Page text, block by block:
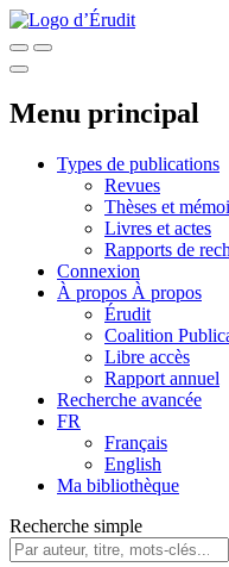
Menu principal
Types de publications
Revues
Thèses et
Livres et actes
Rapports de
Connexion
À propos À propos
Érudit
Coalition
Libre accès
Rapport annuel
Recherche avancée
FR
Français
English
Ma bibliothèque
Recherche simple